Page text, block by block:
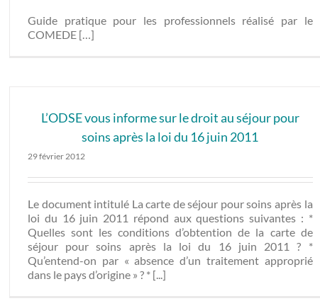
Guide pratique pour les professionnels réalisé par le
COMEDE […]
L’ODSE vous informe sur le droit au séjour pour
soins après la loi du 16 juin 2011
29 février 2012
Le document intitulé La carte de séjour pour soins après la
loi du 16 juin 2011 répond aux questions suivantes : *
Quelles sont les conditions d’obtention de la carte de
séjour pour soins après la loi du 16 juin 2011 ? *
Qu’entend-on par « absence d’un traitement approprié
dans le pays d’origine » ? * [...]